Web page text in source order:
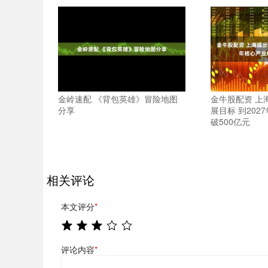
金岭速配 《背包英雄》冒险地图
分享
金牛股配资 上
展目标 到
破500亿元
相关评论
本文评分*
评论内容*